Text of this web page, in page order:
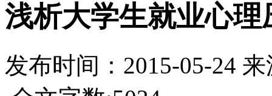
浅析大学生就业心
发布时间： 2015-05-24 来